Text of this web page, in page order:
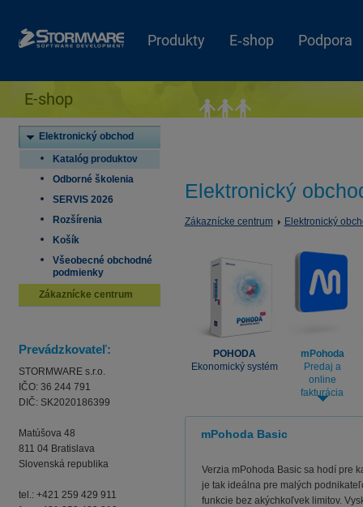
Produkty E‑shop Podpora
E-shop
Elektronický obchod
Katalóg produktov
Odborné školenia
SERVIS 2026
Rozšírenia
Košík
Všeobecné obchodné
podmienky
Zákaznícke centrum
Prevádzkovateľ:
STORMWARE s.r.o.
IČO: 36 244 791
DIČ: SK2020186399
Matúšova 48
811 04 Bratislava
Slovenská republika
tel.: +421 259 429 911
Elektronický
Zákaznícke centrum Elektronický
POHODA
Ekonomický systém
mPohoda
Predaj a
online
fakturácia
mPohoda Basic
Verzia mPohoda Basic sa hodí pre
je tak ideálna pre malých
funkcie bez akýchkoľvek limitov.